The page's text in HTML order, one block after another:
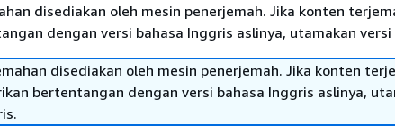
disediakan oleh mesin penerjemah. Jika konten
dengan versi bahasa Inggris aslinya, utamakan versi
disediakan oleh mesin penerjemah. Jika konten
bertentangan dengan versi bahasa Inggris aslinya,